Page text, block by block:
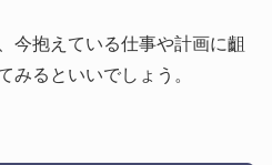
今抱えている仕事や計画に齟
みるといいでしょう。